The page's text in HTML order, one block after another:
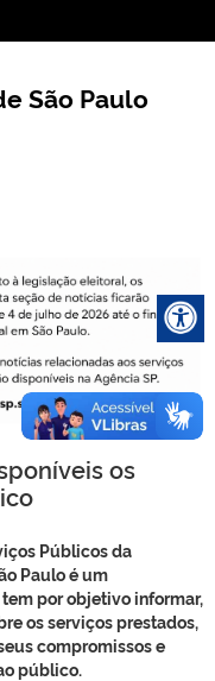
São Paulo
os
Públicos da
Paulo é um
por objetivo informar,
os serviços prestados,
compromissos e
público.